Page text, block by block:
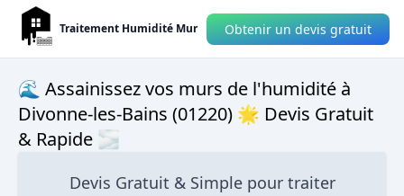
Traitement Humidité Mur Obtenir un devis gratuit
🌊 Assainissez vos murs de l'humidité à
Divonne-les-Bains (01220) 🌟 Devis Gratuit
& Rapide 🌫
Devis Gratuit & Simple pour traiter